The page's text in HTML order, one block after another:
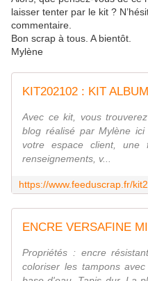
laisser tenter par le kit ?
commentaire.
Bon scrap à tous. A bientôt.
Mylène
Avec ce kit, vous
blog réalisé par Mylène
votre espace client,
renseignements, v...
ENCRE VERSAFINE
Propriétés : encre
coloriser les tampons